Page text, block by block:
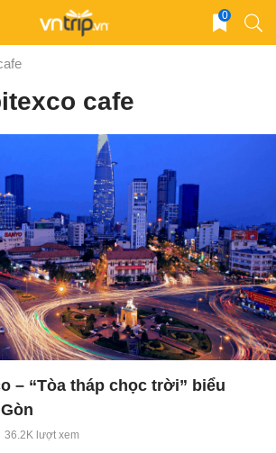
0
cafe
– “Tòa tháp chọc trời” biểu
36.2K lượt xem